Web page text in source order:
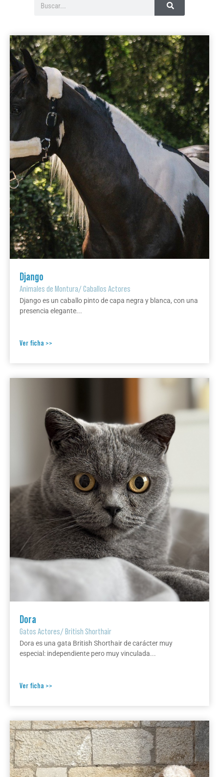
Django
Animales de Montura/Caballos Actores
Django es un caballo pinto de capa negra y blanca, con una
presencia elegante...
Ver ficha >>
Dora
Gatos Actores/British Shorthair
Dora es una gata British Shorthair de carácter muy
especial: independiente pero muy vinculada...
Ver ficha >>